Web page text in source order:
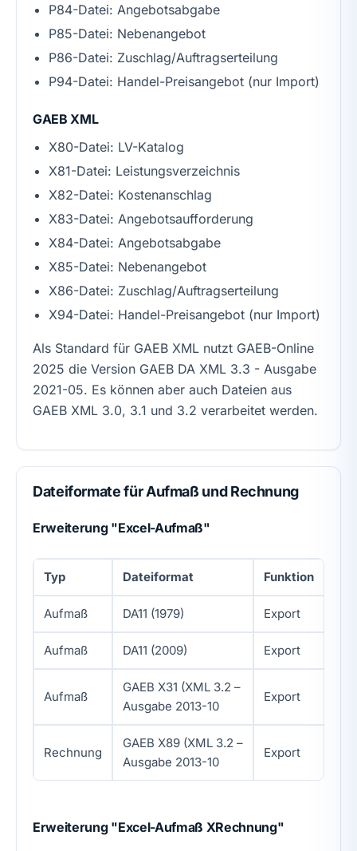
P84-Datei: Angebotsabgabe
P85-Datei: Nebenangebot
P86-Datei: Zuschlag/Auftragserteilung
P94-Datei: Handel-Preisangebot (nur Import)
GAEB XML
X80-Datei: LV-Katalog
X81-Datei: Leistungsverzeichnis
X82-Datei: Kostenanschlag
X83-Datei: Angebotsaufforderung
X84-Datei: Angebotsabgabe
X85-Datei: Nebenangebot
X86-Datei: Zuschlag/Auftragserteilung
X94-Datei: Handel-Preisangebot (nur Import)
Als Standard für GAEB XML nutzt GAEB-Online
2025 die Version GAEB DA XML 3.3 - Ausgabe
2021-05. Es können aber auch Dateien aus
GAEB XML 3.0, 3.1 und 3.2 verarbeitet werden.
Dateiformate für Aufmaß und Rechnung
Erweiterung "Excel-Aufmaß"
Typ Dateiformat Funktion
Aufmaß DA11 (1979) Export
Aufmaß DA11 (2009) Export
Aufmaß
GAEB X31 (XML 3.2 –
Ausgabe 2013-10
Export
Rechnung
GAEB X89 (XML 3.2 –
Ausgabe 2013-10
Export
Erweiterung "Excel-Aufmaß XRechnung"